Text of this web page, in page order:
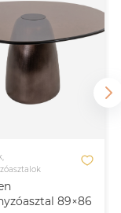
89×86